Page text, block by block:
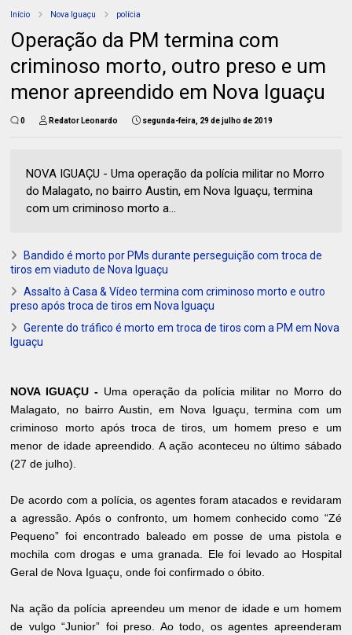
Início Nova Iguaçu polícia
Operação da PM termina com
criminoso morto, outro preso e um
menor apreendido em Nova Iguaçu
0 Redator Leonardo segunda-feira, 29 de julho de 2019
NOVA IGUAÇU - Uma operação da polícia militar no Morro
do Malagato, no bairro Austin, em Nova Iguaçu, termina
com um criminoso morto a...
Bandido é morto por PMs durante perseguição com troca de
tiros em viaduto de Nova Iguaçu
Assalto à Casa & Vídeo termina com criminoso morto e outro
preso após troca de tiros em Nova Iguaçu
Gerente do tráfico é morto em troca de tiros com a PM em Nova
Iguaçu
NOVA IGUAÇU - Uma operação da polícia militar no Morro do
Malagato, no bairro Austin, em Nova Iguaçu, termina com um
criminoso morto após troca de tiros, um homem preso e um
menor de idade apreendido. A ação aconteceu no último sábado
(27 de julho).
De acordo com a polícia, os agentes foram atacados e revidaram
a agressão. Após o confronto, um homem conhecido como “Zé
Pequeno” foi encontrado baleado em posse de uma pistola e
mochila com drogas e uma granada. Ele foi levado ao Hospital
Geral de Nova Iguaçu, onde foi confirmado o óbito.
Na ação da polícia apreendeu um menor de idade e um homem
de vulgo “Junior” foi preso. Ao todo, os agentes apreenderam